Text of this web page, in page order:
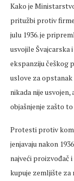
Kako je
pritužbi protiv firme
julu 1936. je
usvojile Švajcarska
ekspanziju češkog
uslove za
nikada nije
objašnjenje zašto to
Protesti protiv
jenjavaju nakon
najveći proizvođač
kupuje zemljište za